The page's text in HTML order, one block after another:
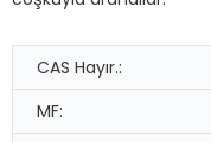
CAS Hayır.:
MF: